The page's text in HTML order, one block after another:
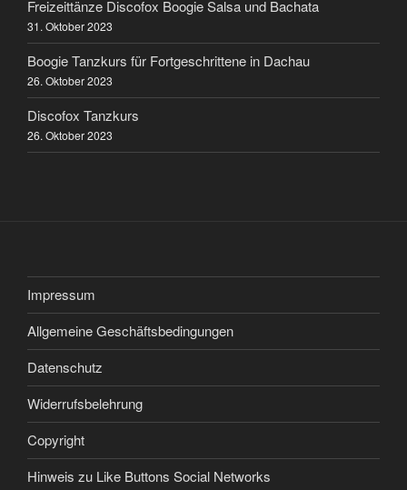
Freizeittänze Discofox Boogie Salsa und Bachata
31. Oktober 2023
Boogie Tanzkurs für Fortgeschrittene in Dachau
26. Oktober 2023
Discofox Tanzkurs
26. Oktober 2023
Impressum
Allgemeine Geschäftsbedingungen
Datenschutz
Widerrufsbelehrung
Copyright
Hinweis zu Like Buttons Social Networks